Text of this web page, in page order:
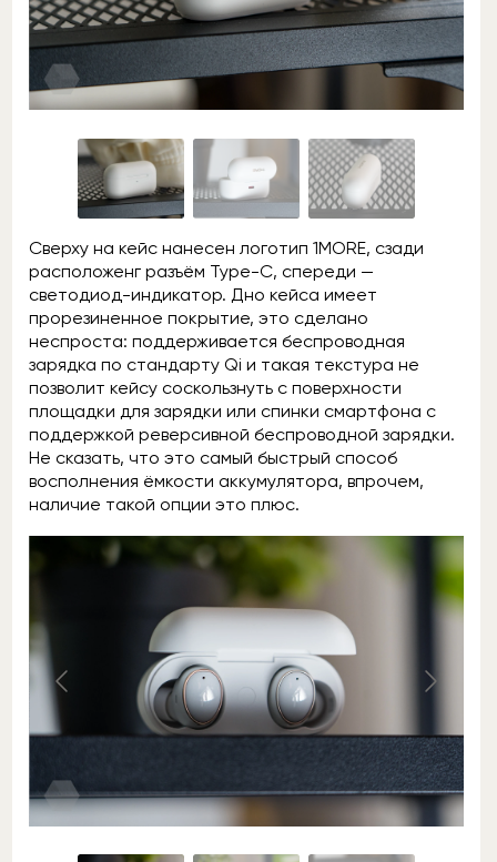
Сверху на кейс нанесен логотип 1MORE, сзади
расположенг разъём Type-C, спереди —
светодиод-индикатор. Дно кейса имеет
прорезиненное покрытие, это сделано
неспроста: поддерживается беспроводная
зарядка по стандарту Qi и такая текстура не
позволит кейсу соскользнуть с поверхности
площадки для зарядки или спинки смартфона с
поддержкой реверсивной беспроводной зарядки.
Не сказать, что это самый быстрый способ
восполнения ёмкости аккумулятора, впрочем,
наличие такой опции это плюс.